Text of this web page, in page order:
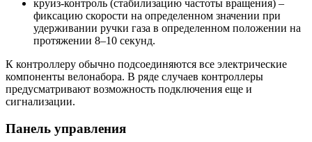
круиз-контроль (стабилизацию частоты вращения) –
фиксацию скорости на определенном значении при
удерживании ручки газа в определенном положении на
протяжении 8–10 секунд.
К контроллеру обычно подсоединяются все электрические
компоненты велонабора. В ряде случаев контроллеры
предусматривают возможность подключения еще и
сигнализации.
Панель управления